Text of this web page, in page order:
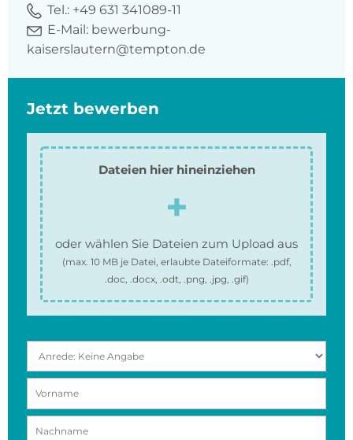
Tel.: +49 631 341089-11
E-Mail: bewerbung-
kaiserslautern@tempton.de
Jetzt bewerben
Dateien hier hineinziehen
oder wählen Sie Dateien zum Upload aus
(max. 10 MBje Datei, erlaubte Dateiformate: .pdf,
.doc, .docx, .odt, .png, .jpg, .gif)